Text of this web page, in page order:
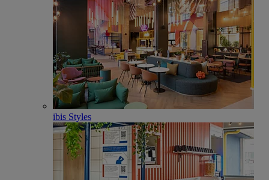
ibis Styles